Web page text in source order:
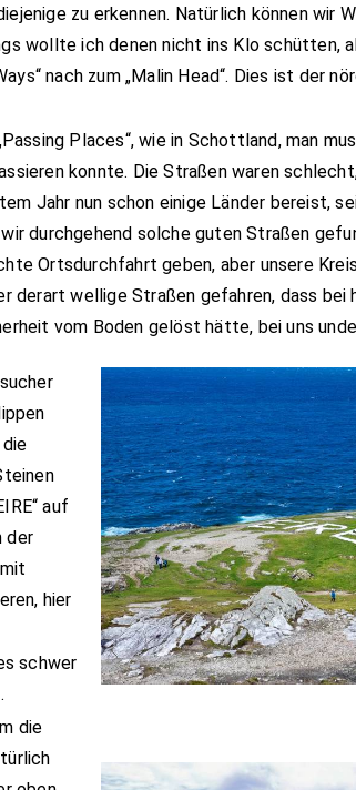
zu erkennen. Natürlich können wir
wollte ich denen nicht ins Klo schütten,
nach zum „Malin Head“. Dies ist der
Places“, wie in Schottland, man
konnte. Die Straßen waren
Jahr nun schon einige Länder bereist,
durchgehend solche guten Straßen
Ortsdurchfahrt geben, aber unsere
derart wellige Straßen gefahren, dass bei
vom Boden gelöst hätte, bei uns
auf
der
hier
schwer
die